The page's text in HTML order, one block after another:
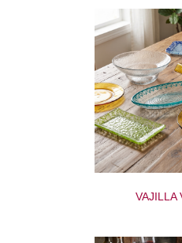
VAJILLA